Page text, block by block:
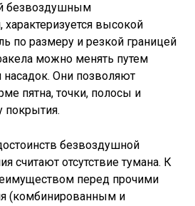
безвоздушным
высокой
по размеру и резкой границей
можно менять путем
Они позволяют
пятна, точки, полосы и
покрытия.
безвоздушной
считают отсутствие тумана. К
перед прочими
(комбинированным и